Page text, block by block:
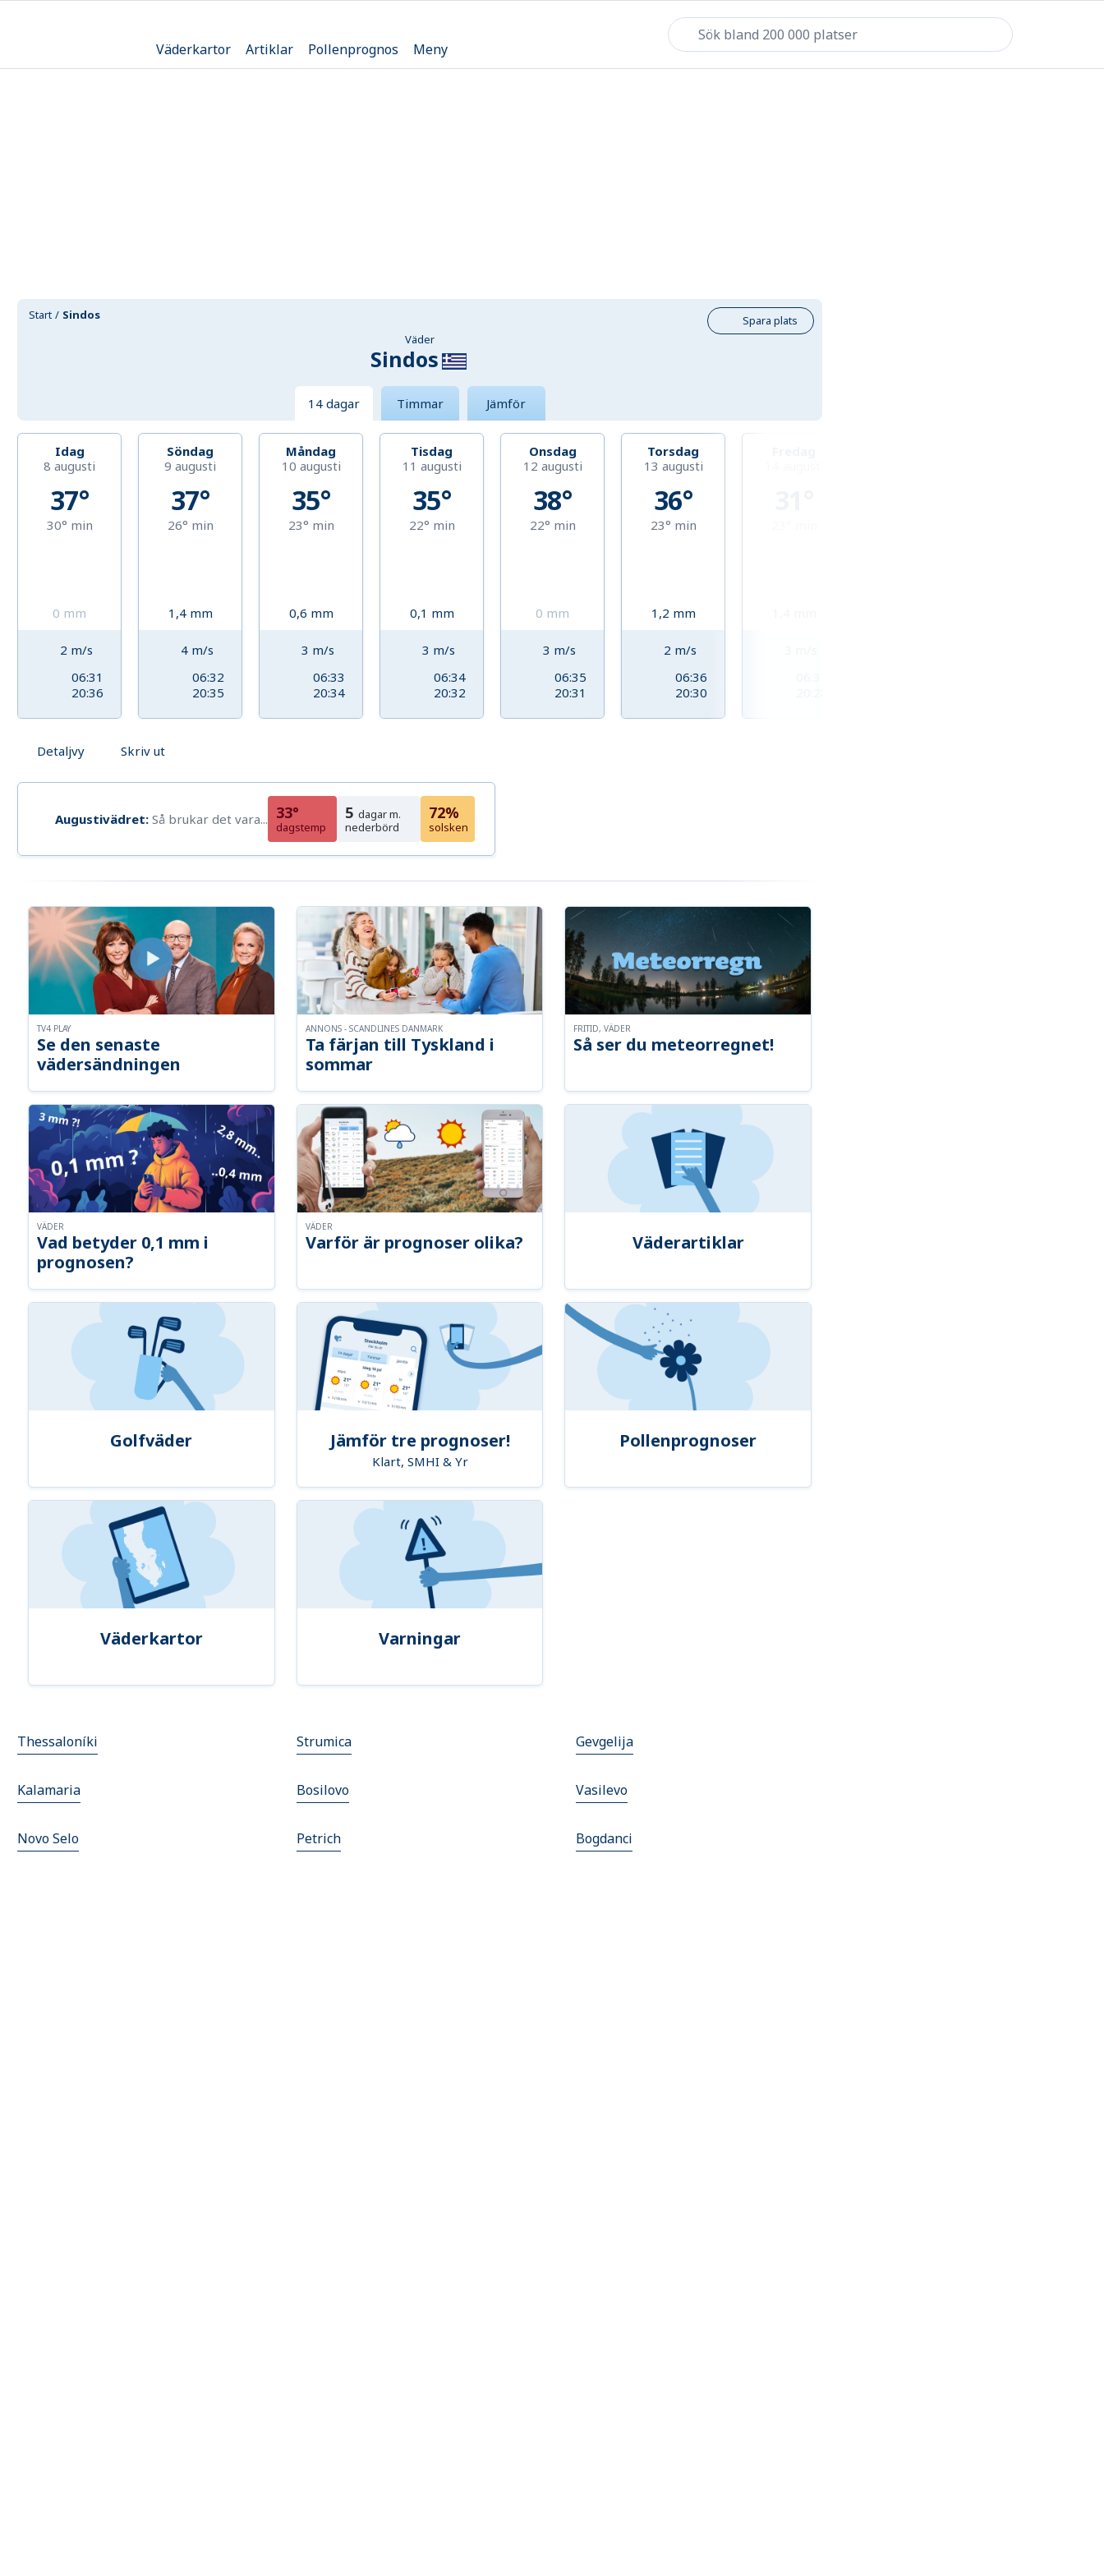
Väderkartor Artiklar Pollenprognos Meny
Start Sindos
Spara plats
Väder
Sindos
14 dagar Timmar Jämför
Idag
8 augusti
37°
30° min
0 mm
2 m/s
06:31
20:36
Söndag
9 augusti
37°
26° min
1,4 mm
4 m/s
06:32
20:35
Måndag
10 augusti
35°
23° min
0,6 mm
3 m/s
06:33
20:34
Tisdag
11 augusti
35°
22° min
0,1 mm
3 m/s
06:34
20:32
Onsdag
12 augusti
38°
22° min
0 mm
3 m/s
06:35
20:31
Torsdag
13 augusti
36°
23° min
1,2 mm
2 m/s
06:36
20:30
Detaljvy Skriv ut
Augustivädret: Så brukar det vara... 33°
dagstemp
5 dagar m.
nederbörd
72%
solsken
Se den senaste
vädersändningen
TV4 PLAY
Ta färjan till Tyskland i
sommar
ANNONS - SCANDLINES DANMARK
Så ser du meteorregnet!
FRITID, VÄDER
Vad betyder 0,1 mm i
prognosen?
VÄDER
Varför är prognoser olika?
VÄDER
Väderartiklar
Golfväder Jämför tre prognoser!
Klart, SMHI & Yr
Pollenprognoser
Väderkartor Varningar
Thessaloníki Strumica Gevgelija
Kalamaria Bosilovo Vasilevo
Novo Selo Petrich Bogdanci